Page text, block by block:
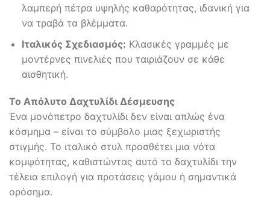
λαμπερή πέτρα υψηλής καθαρότητας, ιδανική για
να τραβά τα βλέμματα.
Ιταλικός Σχεδιασμός: Κλασικές γραμμές με
μοντέρνες πινελιές που ταιριάζουν σε κάθε
αισθητική.
Το Απόλυτο Δαχτυλίδι Δέσμευσης
Ένα μονόπετρο δαχτυλίδι δεν είναι απλώς ένα
κόσμημα – είναι το σύμβολο μιας ξεχωριστής
στιγμής. Το ιταλικό στυλ προσθέτει μια νότα
κομψότητας, καθιστώντας αυτό το δαχτυλίδι την
τέλεια επιλογή για προτάσεις γάμου ή σημαντικά
ορόσημα.